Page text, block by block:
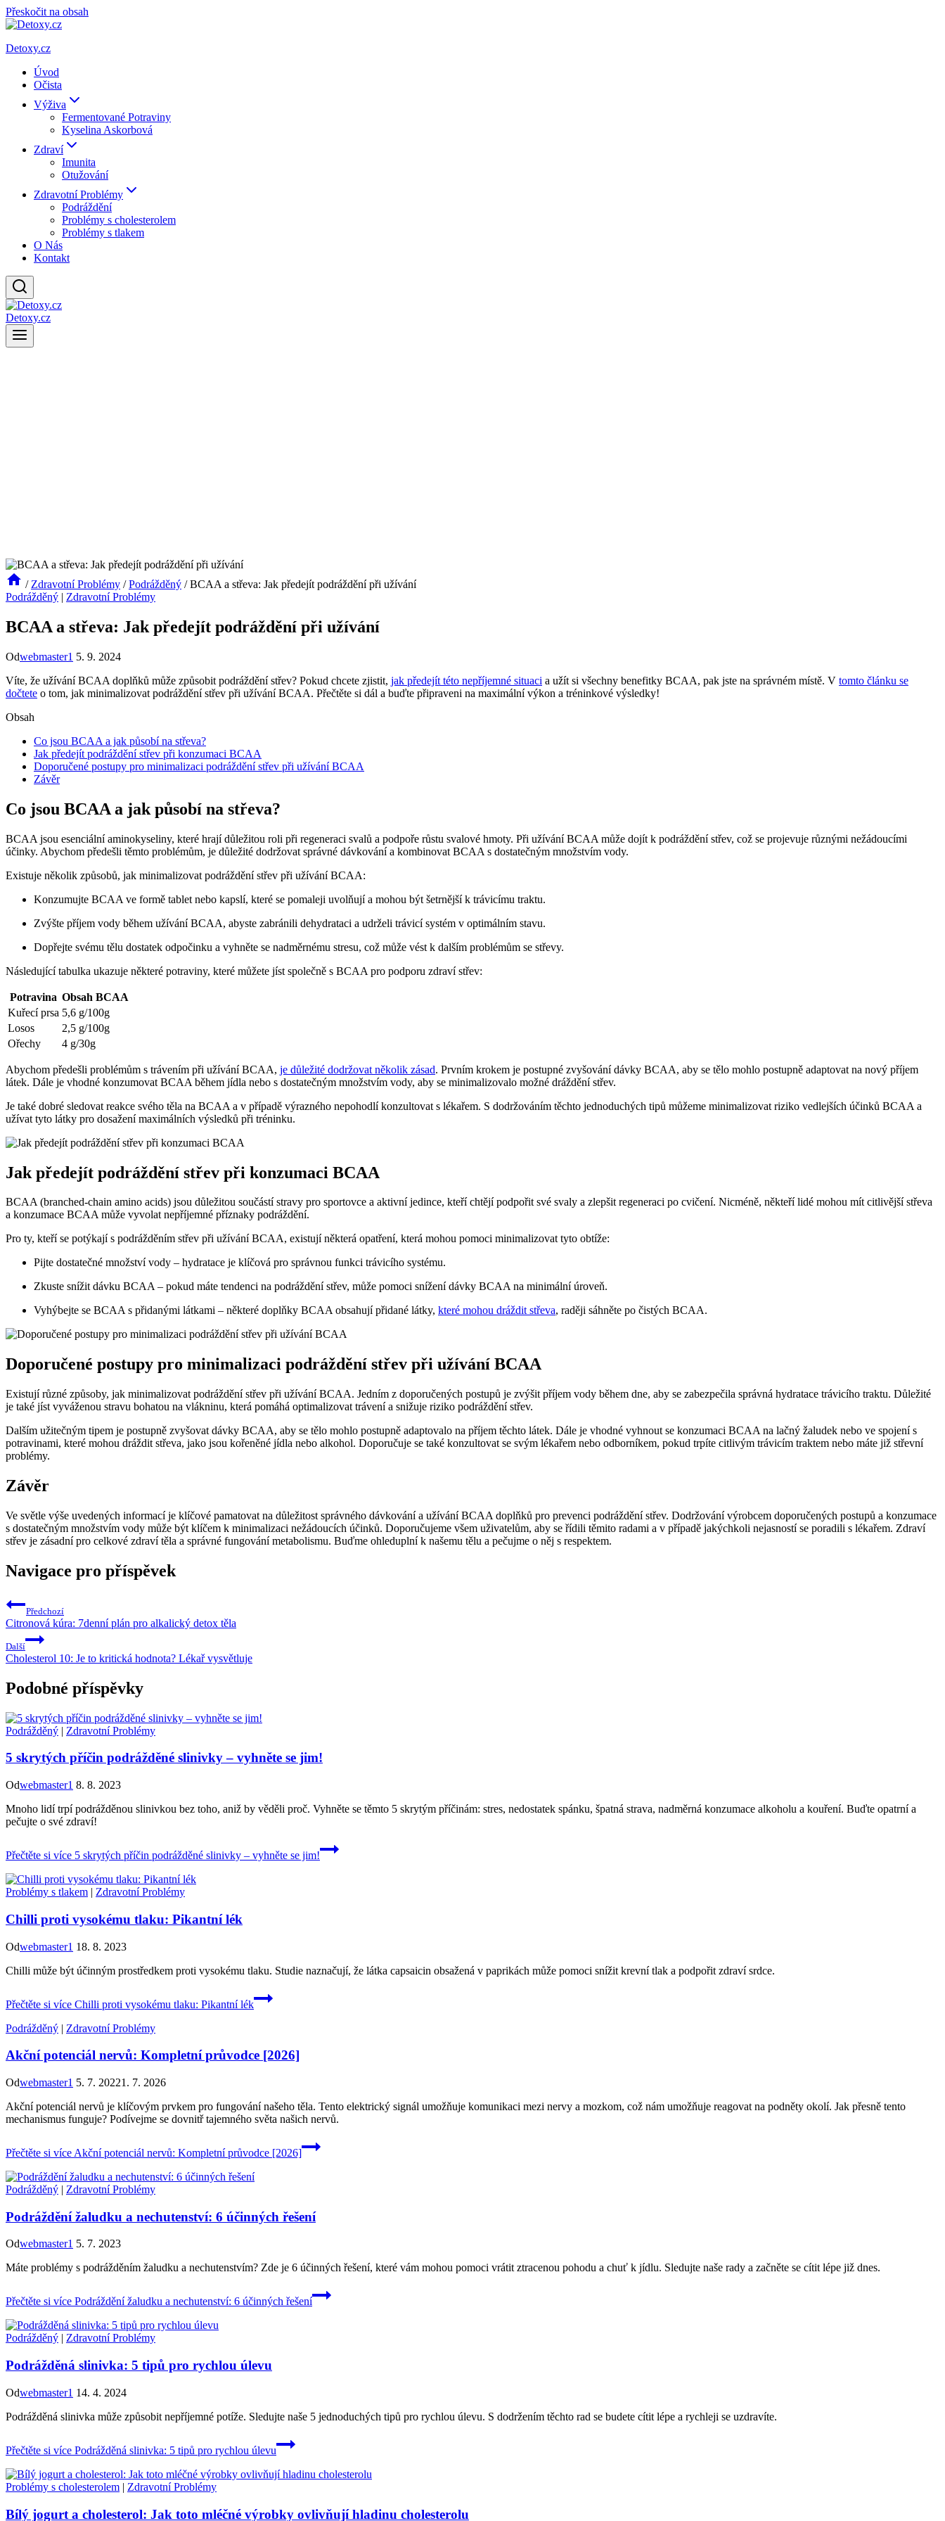
Přeskočit na obsah
Detoxy.cz
Úvod
Očista
Výživa
Fermentované Potraviny
Kyselina Askorbová
Zdraví
Imunita
Otužování
Zdravotní Problémy
Podráždění
Problémy s cholesterolem
Problémy s tlakem
O Nás
Kontakt
Detoxy.cz
/ Zdravotní Problémy / Podrážděný / BCAA a střeva: Jak předejít podráždění při užívání
Podrážděný | Zdravotní Problémy
BCAA a střeva: Jak předejít podráždění při užívání
Odwebmaster1 5. 9. 2024
Víte, že užívání BCAA doplňků může způsobit podráždění střev? Pokud chcete zjistit, jak předejít této nepříjemné situaci a užít si všechny benefitky BCAA, pak jste na správném místě. V tomto článku se
dočtete o tom, jak minimalizovat podráždění střev při užívání BCAA. Přečtěte si dál a buďte připraveni na maximální výkon a tréninkové výsledky!
Obsah
Co jsou BCAA a jak působí na střeva?
Jak předejít podráždění střev při konzumaci BCAA
Doporučené postupy pro minimalizaci podráždění střev při užívání BCAA
Závěr
Co jsou BCAA a jak působí na střeva?
BCAA jsou esenciální aminokyseliny, které hrají důležitou roli při regeneraci svalů a podpoře růstu svalové hmoty. Při užívání BCAA může dojít k podráždění střev, což se projevuje různými nežádoucími
účinky. Abychom předešli těmto problémům, je důležité dodržovat správné dávkování a kombinovat BCAA s dostatečným množstvím vody.
Existuje několik způsobů, jak minimalizovat podráždění střev při užívání BCAA:
Konzumujte BCAA ve formě tablet nebo kapslí, které se pomaleji uvolňují a mohou být šetrnější k trávicímu traktu.
Zvýšte příjem vody během užívání BCAA, abyste zabránili dehydrataci a udrželi trávicí systém v optimálním stavu.
Dopřejte svému tělu dostatek odpočinku a vyhněte se nadměrnému stresu, což může vést k dalším problémům se střevy.
Následující tabulka ukazuje některé potraviny, které můžete jíst společně s BCAA pro podporu zdraví střev:
Potravina Obsah BCAA
Kuřecí prsa 5,6 g/100g
Losos
2,5 g/100g
Ořechy
4 g/30g
Abychom předešli problémům s trávením při užívání BCAA, je důležité dodržovat několik zásad. Prvním krokem je postupné zvyšování dávky BCAA, aby se tělo mohlo postupně adaptovat na nový příjem
látek. Dále je vhodné konzumovat BCAA během jídla nebo s dostatečným množstvím vody, aby se minimalizovalo možné dráždění střev.
Je také dobré sledovat reakce svého těla na BCAA a v případě výrazného nepohodlí konzultovat s lékařem. S dodržováním těchto jednoduchých tipů můžeme minimalizovat riziko vedlejších účinků BCAA a
užívat tyto látky pro dosažení maximálních výsledků při tréninku.
Jak předejít podráždění střev při konzumaci BCAA
BCAA (branched-chain amino acids) jsou důležitou součástí stravy pro sportovce a aktivní jedince, kteří chtějí podpořit své svaly a zlepšit regeneraci po cvičení. Nicméně, někteří lidé mohou mít citlivější střeva
a konzumace BCAA může vyvolat nepříjemné příznaky podráždění.
Pro ty, kteří se potýkají s podrážděním střev při užívání BCAA, existují některá opatření, která mohou pomoci minimalizovat tyto obtíže:
Pijte dostatečné množství vody – hydratace je klíčová pro správnou funkci trávicího systému.
Zkuste snížit dávku BCAA – pokud máte tendenci na podráždění střev, může pomoci snížení dávky BCAA na minimální úroveň.
Vyhýbejte se BCAA s přidanými látkami – některé doplňky BCAA obsahují přidané látky, které mohou dráždit střeva, raději sáhněte po čistých BCAA.
Doporučené postupy pro minimalizaci podráždění střev při užívání BCAA
Existují různé způsoby, jak minimalizovat podráždění střev při užívání BCAA. Jedním z doporučených postupů je zvýšit příjem vody během dne, aby se zabezpečila správná hydratace trávicího traktu. Důležité
je také jíst vyváženou stravu bohatou na vlákninu, která pomáhá optimalizovat trávení a snižuje riziko podráždění střev.
Dalším užitečným tipem je postupně zvyšovat dávky BCAA, aby se tělo mohlo postupně adaptovalo na příjem těchto látek. Dále je vhodné vyhnout se konzumaci BCAA na lačný žaludek nebo ve spojení s
potravinami, které mohou dráždit střeva, jako jsou kořeněné jídla nebo alkohol. Doporučuje se také konzultovat se svým lékařem nebo odborníkem, pokud trpíte citlivým trávicím traktem nebo máte již střevní
problémy.
Závěr
Ve světle výše uvedených informací je klíčové pamatovat na důležitost správného dávkování a užívání BCAA doplňků pro prevenci podráždění střev. Dodržování výrobcem doporučených postupů a konzumace
s dostatečným množstvím vody může být klíčem k minimalizaci nežádoucích účinků. Doporučujeme všem uživatelům, aby se řídili těmito radami a v případě jakýchkoli nejasností se poradili s lékařem. Zdraví
střev je zásadní pro celkové zdraví těla a správné fungování metabolismu. Buďme ohleduplní k našemu tělu a pečujme o něj s respektem.
Navigace pro příspěvek
Předchozí
Citronová kúra: 7denní plán pro alkalický detox těla
Další
Cholesterol 10: Je to kritická hodnota? Lékař vysvětluje
Podobné příspěvky
Podrážděný | Zdravotní Problémy
5 skrytých příčin podrážděné slinivky – vyhněte se jim!
Odwebmaster1 8. 8. 2023
Mnoho lidí trpí podrážděnou slinivkou bez toho, aniž by věděli proč. Vyhněte se těmto 5 skrytým příčinám: stres, nedostatek spánku, špatná strava, nadměrná konzumace alkoholu a kouření. Buďte opatrní a
pečujte o své zdraví!
Přečtěte si více 5 skrytých příčin podrážděné slinivky – vyhněte se jim!
Problémy s tlakem | Zdravotní Problémy
Chilli proti vysokému tlaku: Pikantní lék
Odwebmaster1 18. 8. 2023
Chilli může být účinným prostředkem proti vysokému tlaku. Studie naznačují, že látka capsaicin obsažená v paprikách může pomoci snížit krevní tlak a podpořit zdraví srdce.
Přečtěte si více Chilli proti vysokému tlaku: Pikantní lék
Podrážděný | Zdravotní Problémy
Akční potenciál nervů: Kompletní průvodce [2026]
Odwebmaster1 5. 7. 20221. 7. 2026
Akční potenciál nervů je klíčovým prvkem pro fungování našeho těla. Tento elektrický signál umožňuje komunikaci mezi nervy a mozkom, což nám umožňuje reagovat na podněty okolí. Jak přesně tento
mechanismus funguje? Podívejme se dovnitř tajemného světa našich nervů.
Přečtěte si více Akční potenciál nervů: Kompletní průvodce [2026]
Podrážděný | Zdravotní Problémy
Podráždění žaludku a nechutenství: 6 účinných řešení
Odwebmaster1 5. 7. 2023
Máte problémy s podrážděním žaludku a nechutenstvím? Zde je 6 účinných řešení, které vám mohou pomoci vrátit ztracenou pohodu a chuť k jídlu. Sledujte naše rady a začněte se cítit lépe již dnes.
Přečtěte si více Podráždění žaludku a nechutenství: 6 účinných řešení
Podrážděný | Zdravotní Problémy
Podrážděná slinivka: 5 tipů pro rychlou úlevu
Odwebmaster1 14. 4. 2024
Podrážděná slinivka může způsobit nepříjemné potíže. Sledujte naše 5 jednoduchých tipů pro rychlou úlevu. S dodržením těchto rad se budete cítit lépe a rychleji se uzdravíte.
Přečtěte si více Podrážděná slinivka: 5 tipů pro rychlou úlevu
Problémy s cholesterolem | Zdravotní Problémy
Bílý jogurt a cholesterol: Jak toto mléčné výrobky ovlivňují hladinu cholesterolu